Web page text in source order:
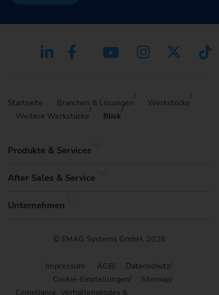
Startseite Branchen & Lösungen
Werkstücke
Weitere Werkstücke
Blisk
Produkte & Services
After Sales & Service
Unternehmen
© EMAG Systems GmbH, 2026
Impressum AGB
Datenschutz
Cookie-Einstellungen
Sitemap
Compliance, Verhaltenskodex &